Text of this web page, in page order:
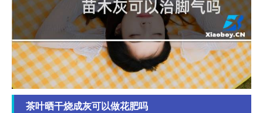
茶叶晒干烧成灰可以做花肥吗